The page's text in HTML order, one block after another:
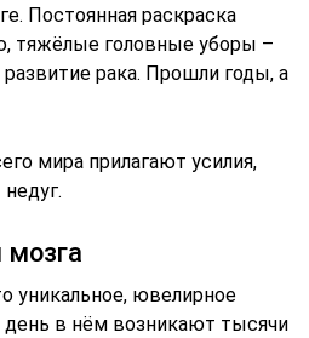
Постоянная раскраска
тяжёлые головные уборы –
рака. Прошли годы, а
мира прилагают усилия,
мозга
уникальное, ювелирное
в нём возникают тысячи